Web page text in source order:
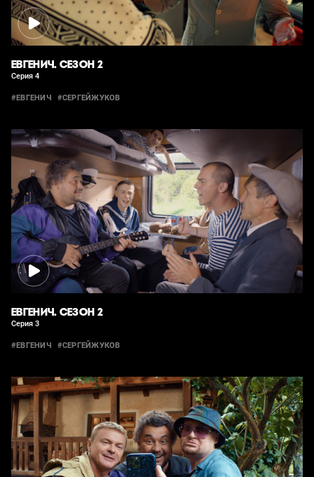
ЕВГЕНИЧ. СЕЗОН 2
Серия 4
#ЕВГЕНИЧ #СЕРГЕЙЖУКОВ
ЕВГЕНИЧ. СЕЗОН 2
Серия 3
#ЕВГЕНИЧ #СЕРГЕЙЖУКОВ